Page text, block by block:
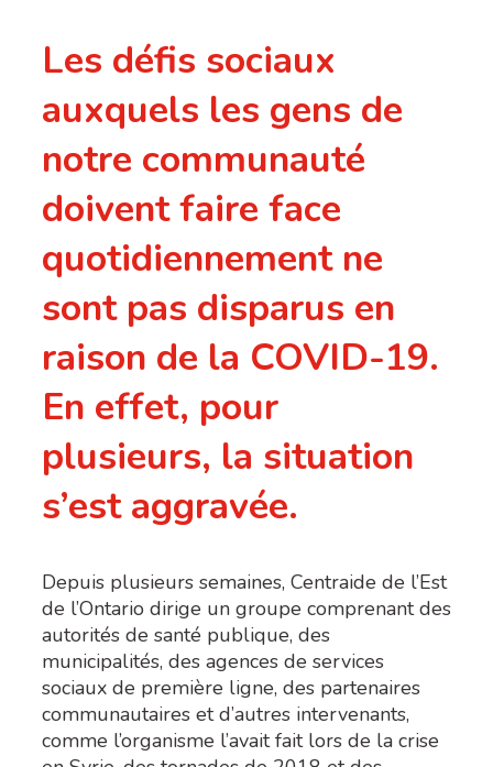
Les défis sociaux
auxquels les gens de
notre communauté
doivent faire face
quotidiennement ne
sont pas disparus en
raison de la COVID-19.
En effet, pour
plusieurs, la situation
s’est aggravée.
Depuis plusieurs semaines, Centraide de l’Est
de l’Ontario dirige un groupe comprenant des
autorités de santé publique, des
municipalités, des agences de services
sociaux de première ligne, des partenaires
communautaires et d’autres intervenants,
comme l’organisme l’avait fait lors de la crise